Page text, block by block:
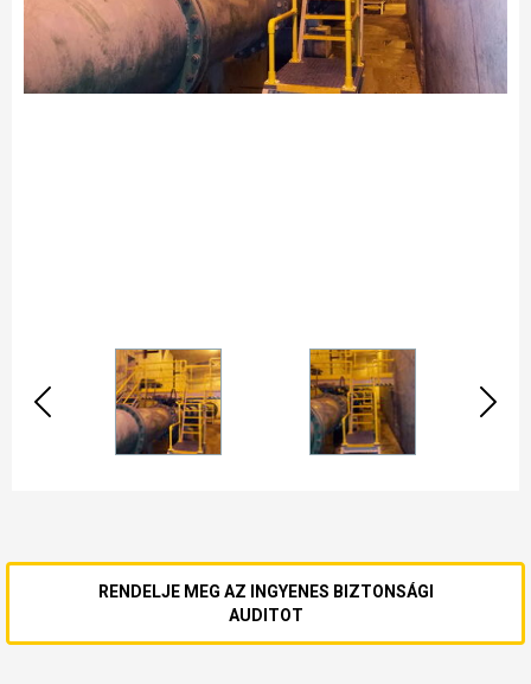
RENDELJE MEG AZ INGYENES BIZTONSÁGI
AUDITOT